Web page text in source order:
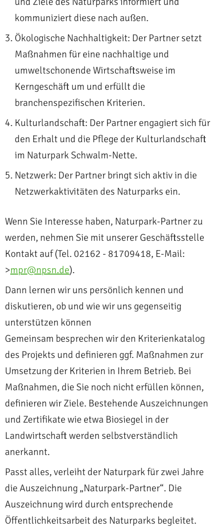
kommuniziert diese nach außen.
Ökologische Nachhaltigkeit: Der Partner setzt
Maßnahmen für eine nachhaltige und
umweltschonende Wirtschaftsweise im
Kerngeschäft um und erfüllt die
branchenspezifischen Kriterien.
Kulturlandschaft: Der Partner engagiert sich für
den Erhalt und die Pflege der Kulturlandschaft
im Naturpark Schwalm-Nette.
Netzwerk: Der Partner bringt sich aktiv in die
Netzwerkaktivitäten des Naturparks ein.
Wenn Sie Interesse haben, Naturpark-Partner zu
werden, nehmen Sie mit unserer Geschäftsstelle
Kontakt auf (Tel. 02162 - 81709418, E-Mail:
>mpr@npsn.de).
Dann lernen wir uns persönlich kennen und
diskutieren, ob und wie wir uns gegenseitig
unterstützen können
Gemeinsam besprechen wir den Kriterienkatalog
des Projekts und definieren ggf. Maßnahmen zur
Umsetzung der Kriterien in Ihrem Betrieb. Bei
Maßnahmen, die Sie noch nicht erfüllen können,
definieren wir Ziele. Bestehende Auszeichnungen
und Zertifikate wie etwa Biosiegel in der
Landwirtschaft werden selbstverständlich
anerkannt.
Passt alles, verleiht der Naturpark für zwei Jahre
die Auszeichnung „Naturpark-Partner“. Die
Auszeichnung wird durch entsprechende
Öffentlichkeitsarbeit des Naturparks begleitet.